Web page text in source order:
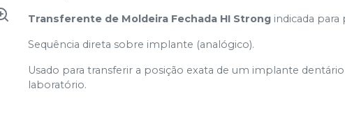
Transferente de Moldeira Fechada HI Strong indicada para
Sequência direta sobre implante (analógico).
Usado para transferir a posição exata de um implante
laboratório.